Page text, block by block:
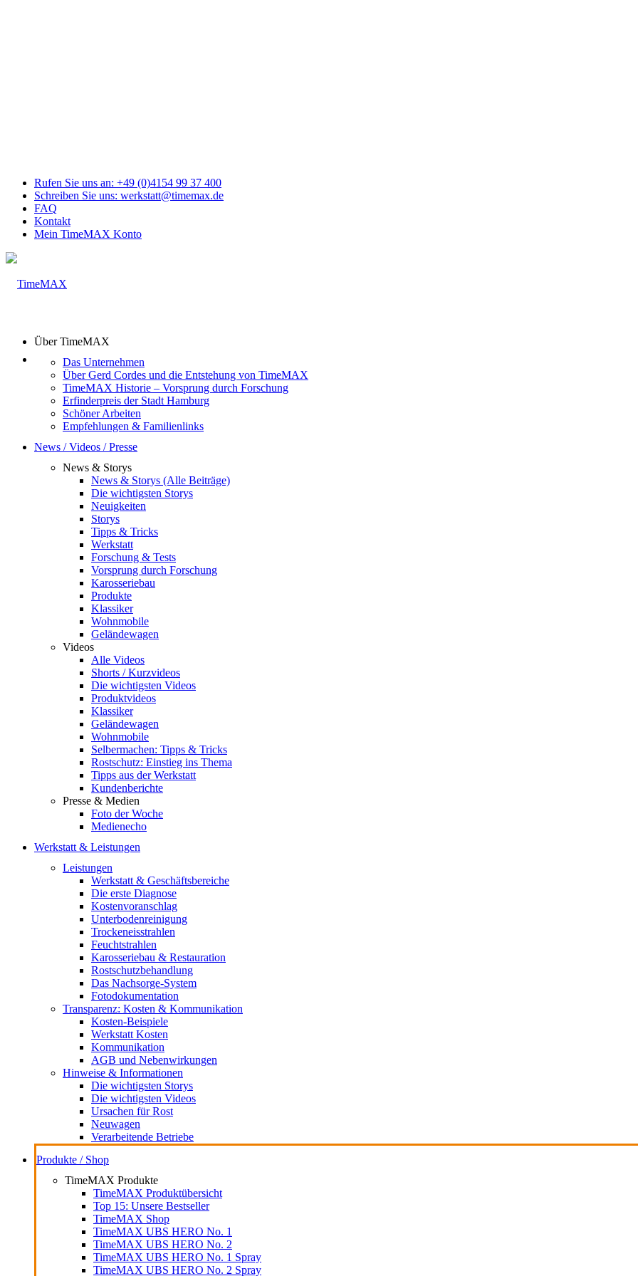
Rufen Sie uns an: +49 (0)4154 99 37 400
Schreiben Sie uns: werkstatt@timemax.de
FAQ
Kontakt
Mein TimeMAX Konto
Über TimeMAX
Das Unternehmen
Über Gerd Cordes und die Entstehung von TimeMAX
TimeMAX Historie – Vorsprung durch Forschung
Erfinderpreis der Stadt Hamburg
Schöner Arbeiten
Empfehlungen & Familienlinks
News / Videos / Presse
News & Storys
News & Storys (Alle Beiträge)
Die wichtigsten Storys
Neuigkeiten
Storys
Tipps & Tricks
Werkstatt
Forschung & Tests
Vorsprung durch Forschung
Karosseriebau
Produkte
Klassiker
Wohnmobile
Geländewagen
Videos
Alle Videos
Shorts / Kurzvideos
Die wichtigsten Videos
Produktvideos
Klassiker
Geländewagen
Wohnmobile
Selbermachen: Tipps & Tricks
Rostschutz: Einstieg ins Thema
Tipps aus der Werkstatt
Kundenberichte
Presse & Medien
Foto der Woche
Medienecho
Werkstatt & Leistungen
Leistungen
Werkstatt & Geschäftsbereiche
Die erste Diagnose
Kostenvoranschlag
Unterbodenreinigung
Trockeneisstrahlen
Feuchtstrahlen
Karosseriebau & Restauration
Rostschutzbehandlung
Das Nachsorge-System
Fotodokumentation
Transparenz: Kosten & Kommunikation
Kosten-Beispiele
Werkstatt Kosten
Kommunikation
AGB und Nebenwirkungen
Hinweise & Informationen
Die wichtigsten Storys
Die wichtigsten Videos
Ursachen für Rost
Neuwagen
Verarbeitende Betriebe
Produkte / Shop
TimeMAX Produkte
TimeMAX Produktübersicht
Top 15: Unsere Bestseller
TimeMAX Shop
TimeMAX UBS HERO No. 1
TimeMAX UBS HERO No. 2
TimeMAX UBS HERO No. 1 Spray
TimeMAX UBS HERO No. 2 Spray